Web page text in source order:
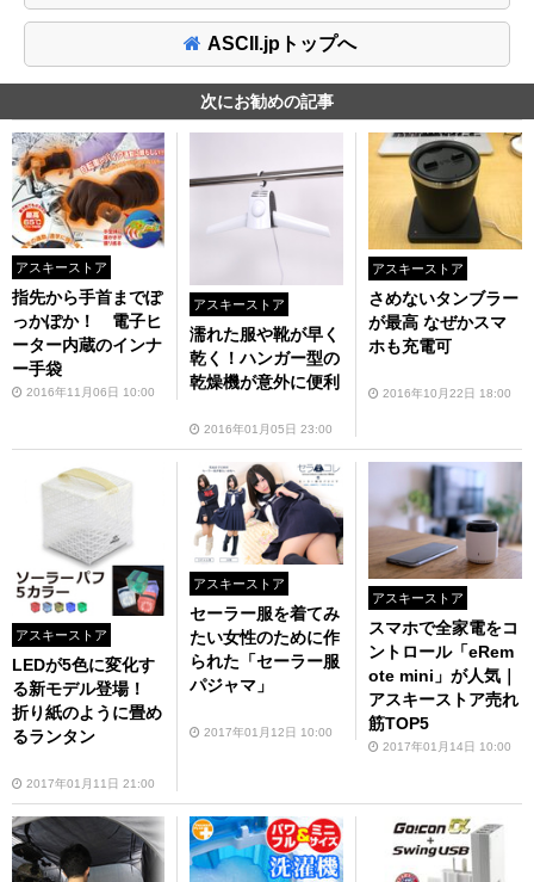
ASCII.jpトップへ
次にお勧めの記事
アスキーストア
指先から手首までぽ
っかぽか！ 電子ヒ
ーター内蔵のインナ
ー手袋
2016年11月06日 10:00
アスキーストア
濡れた服や靴が早く
乾く！ハンガー型の
乾燥機が意外に便利
2016年01月05日 23:00
アスキーストア
さめないタンブラー
が最高 なぜかスマ
ホも充電可
2016年10月22日 18:00
アスキーストア
LEDが5色に変化す
る新モデル登場！
折り紙のように畳め
るランタン
2017年01月11日 21:00
アスキーストア
セーラー服を着てみ
たい女性のために作
られた「セーラー服
パジャマ」
2017年01月12日 10:00
アスキーストア
スマホで全家電をコ
ントロール「eRem
ote mini」が人気｜
アスキーストア売れ
筋TOP5
2017年01月14日 10:00